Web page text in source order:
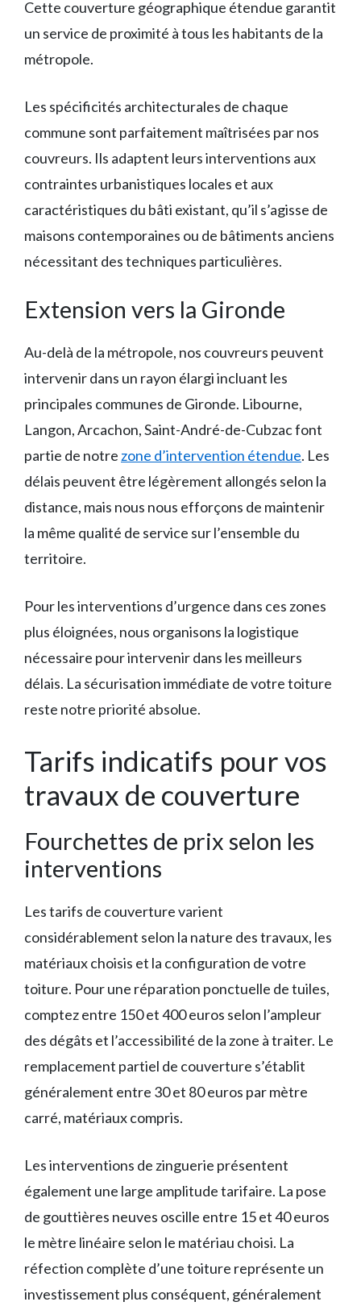
Cette couverture géographique étendue garantit
un service de proximité à tous les habitants de la
métropole.
Les spécificités architecturales de chaque
commune sont parfaitement maîtrisées par nos
couvreurs. Ils adaptent leurs interventions aux
contraintes urbanistiques locales et aux
caractéristiques du bâti existant, qu’il s’agisse de
maisons contemporaines ou de bâtiments anciens
nécessitant des techniques particulières.
Extension vers la Gironde
Au-delà de la métropole, nos couvreurs peuvent
intervenir dans un rayon élargi incluant les
principales communes de Gironde. Libourne,
Langon, Arcachon, Saint-André-de-Cubzac font
partie de notrezone d’intervention étendue. Les
délais peuvent être légèrement allongés selon la
distance, mais nous nous efforçons de maintenir
la même qualité de service sur l’ensemble du
territoire.
Pour les interventions d’urgence dans ces zones
plus éloignées, nous organisons la logistique
nécessaire pour intervenir dans les meilleurs
délais. La sécurisation immédiate de votre toiture
reste notre priorité absolue.
Tarifs indicatifs pour vos
travaux de couverture
Fourchettes de prix selon les
interventions
Les tarifs de couverture varient
considérablement selon la nature des travaux, les
matériaux choisis et la configuration de votre
toiture. Pour une réparation ponctuelle de tuiles,
comptez entre 150 et 400 euros selon l’ampleur
des dégâts et l’accessibilité de la zone à traiter. Le
remplacement partiel de couverture s’établit
généralement entre 30 et 80 euros par mètre
carré, matériaux compris.
Les interventions de zinguerie présentent
également une large amplitude tarifaire. La pose
de gouttières neuves oscille entre 15 et 40 euros
le mètre linéaire selon le matériau choisi. La
réfection complète d’une toiture représente un
investissement plus conséquent, généralement